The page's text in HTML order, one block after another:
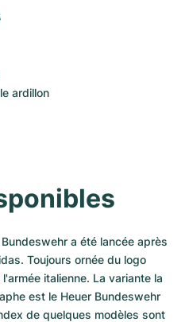
ardillon
a été lancée après
Toujours ornée du logo
italienne. La variante la
est le Heuer Bundeswehr
de quelques modèles sont